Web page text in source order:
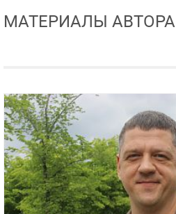
МАТЕРИАЛЫ АВТОРА